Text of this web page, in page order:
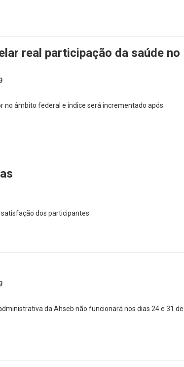
real participação da saúde no
no âmbito federal e índice será incrementado após
dos participantes
da Ahseb não funcionará nos dias 24 e 31 de